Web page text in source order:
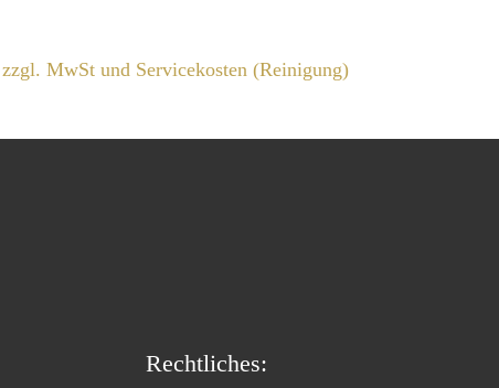
MwSt und Servicekosten (Reinigung)
Rechtliches: